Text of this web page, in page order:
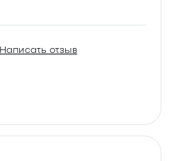
Написать отзыв